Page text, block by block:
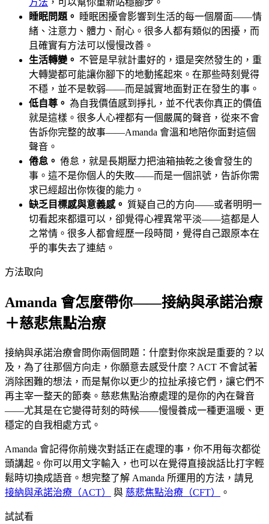
睡眠問題。
睡眠困擾會影響到生活的每一個層面——情
緒、注意力、體力、耐心。很多人都有類似的困擾，而
且確實有方法可以慢慢改善。
生活轉變。 不管是早就計畫好的，還是突然發生的，重
大轉變都可能讓你腳下的地動搖起來。在那些時刻覺得
不穩，並不是軟弱——而是誠實地面對正在發生的事。
低自尊。 為自我價值感到掙扎，並不代表你真正的價值
就是這樣。很多人心裡都有一個嚴厲的聲音，從來不會
告訴你完整的故事——Amanda 會溫和地陪你面對這個
聲音。
倦怠。 倦怠，就是長期壓力把油箱抽乾之後會發生的
事。這不是你個人的失敗——而是一個訊號，告訴你需
求已經超出你恢復的能力。
缺乏目標感與意義感。 質疑自己的方向——或者明明一
切看起來都還可以，卻覺得心裡異常平淡——這都是人
之常情。很多人都會經歷一段時間，覺得自己跟原本在
乎的事失去了連結。
方法取向
Amanda 會怎麼帶你——接納與承諾治療
＋慈悲焦點治療
接納與承諾治療會問你兩個問題：什麼對你來說是重要的？以
及，為了往那個方向走，你願意去感受什麼？ACT 不會試著
消除困難的想法，而是幫你以更少的拉扯承接它們，讓它們不
再主宰一整天的節奏。慈悲焦點治療處理的是你的內在聲音
——尤其是在它變得苛刻的時候——慢慢養成一種更溫暖、更
穩定的自我相處方式。
Amanda 會記得你前幾次對話正在處理的事，你不用每次都從
頭講起。你可以用文字輸入，也可以在覺得直接說話比打字輕
鬆時切換成語音。想完整了解 Amanda 所運用的方法，請見
接納與承諾治療（ACT）
與 慈悲焦點治療（CFT） 。
試試看